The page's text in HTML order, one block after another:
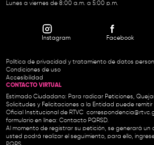
Lunes a viernes de 8:00 a.m. a 5:00 p.m.
Instagram Facebook
Política de privacidad y tratamiento de datos
Condiciones de uso
Accesibilidad
CONTACTO VIRTUAL
Estimado Ciudadano: Para radicar Peticiones,
Solicitudes y Felicitaciones a la Entidad puede
Oficial Institucional de RTVC
formulario en línea: Contacto PQRSD.
Al momento de registrar su petición, se generará un
usted podrá realizar el seguimiento, para ello,